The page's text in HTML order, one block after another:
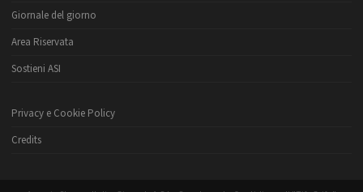
Giornale del giorno
Area Riservata
Sostieni ASI
Privacy e Cookie Policy
Credits